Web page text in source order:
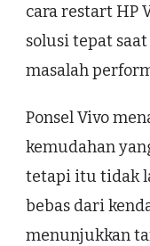
cara restart HP
solusi tepat
masalah
Ponsel Vivo
kemudahan
tetapi itu tidak
bebas dari
menunjukkan